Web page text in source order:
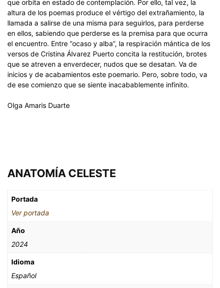
que orbita en estado de contemplación. Por ello, tal vez, la
altura de los poemas produce el vértigo del extrañamiento, la
llamada a salirse de una misma para seguirlos, para perderse
en ellos, sabiendo que perderse es la premisa para que ocurra
el encuentro. Entre “ocaso y alba”, la respiración mántica de los
versos de Cristina Álvarez Puerto concita la restitución, brotes
que se atreven a enverdecer, nudos que se desatan. Va de
inicios y de acabamientos este poemario. Pero, sobre todo, va
de ese comienzo que se siente inacabablemente infinito.
Olga Amaris Duarte
ANATOMÍA CELESTE
Portada
Ver portada
Año
2024
Idioma
Español